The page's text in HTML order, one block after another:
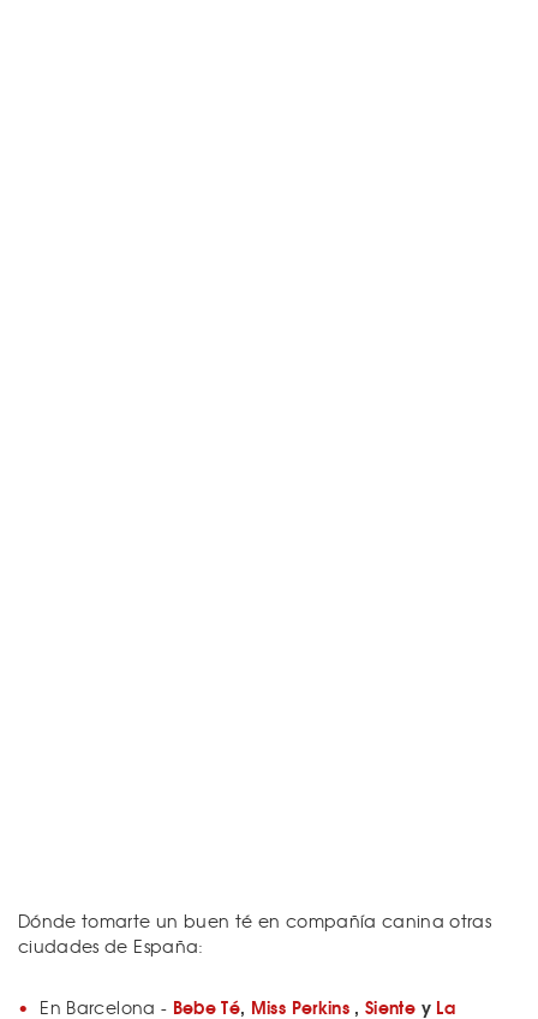
Dónde tomarte un buen té en compañía canina otras
ciudades de España:
En Barcelona - Bebe Té, Miss Perkins,Siente y La